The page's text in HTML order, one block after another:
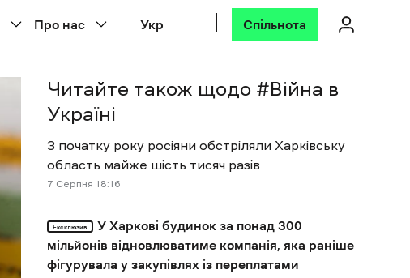
Про нас Укр Спільнота
Читайте також щодо # Війна в
Україні
З початку року росіяни обстріляли Харківську
область майже шість тисяч разів
7 Cерпня 18:16
Ексклюзив
У Харкові будинок за понад 300
мільйонів відновлюватиме компанія, яка раніше
фігурувала у закупівлях із переплатами